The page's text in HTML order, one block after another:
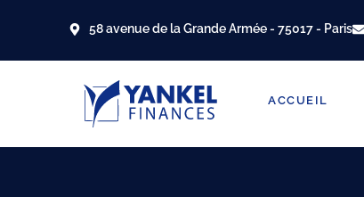
58 avenue de la Grande Armée - 75017 - Paris
ACCUEIL